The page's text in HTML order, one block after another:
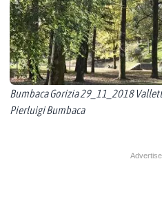
Bumbaca Gorizia 29_11_2018
Pierluigi Bumbaca